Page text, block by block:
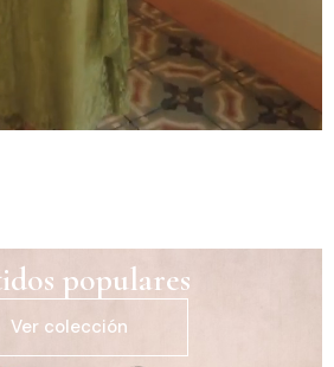
populares
Ver colección